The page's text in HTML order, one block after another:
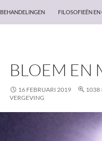
BEHANDELINGEN FILOSOFIEËN
BLOEM EN
16 FEBRUARI 2019 1038
VERGEVING